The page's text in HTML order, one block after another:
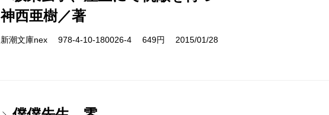
神西亜樹／著
新潮文庫nex 978-4-10-180026-4 649円 2015/01/28